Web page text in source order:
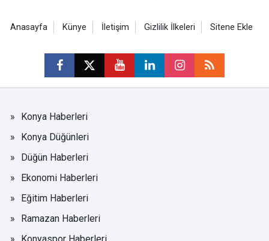
Anasayfa Künye İletişim Gizlilik İlkeleri Sitene Ekle
Konya Haberleri
Konya Düğünleri
Düğün Haberleri
Ekonomi Haberleri
Eğitim Haberleri
Ramazan Haberleri